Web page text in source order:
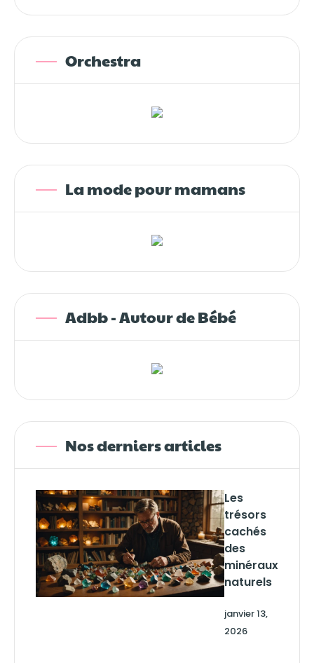
Orchestra
La mode pour mamans
Adbb - Autour de Bébé
Nos derniers articles
Les
trésors
cachés
des
minéraux
naturels
janvier 13,
2026